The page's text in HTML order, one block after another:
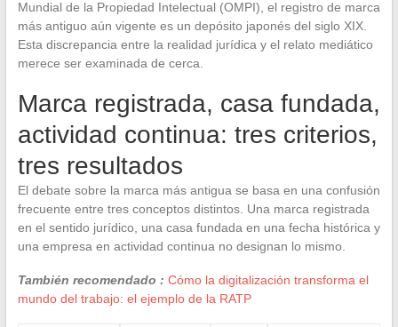
Mundial de la Propiedad Intelectual (OMPI), el registro de marca
más antiguo aún vigente es un depósito japonés del siglo XIX.
Esta discrepancia entre la realidad jurídica y el relato mediático
merece ser examinada de cerca.
Marca registrada, casa fundada,
actividad continua: tres criterios,
tres resultados
El debate sobre la marca más antigua se basa en una confusión
frecuente entre tres conceptos distintos. Una marca registrada
en el sentido jurídico, una casa fundada en una fecha histórica y
una empresa en actividad continua no designan lo mismo.
También recomendado : Cómo la digitalización transforma el
mundo del trabajo: el ejemplo de la RATP